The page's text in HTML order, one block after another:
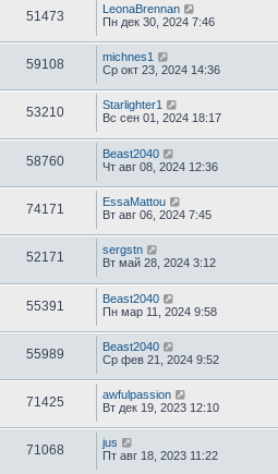
51473
LeonaBrennan
Пн дек 30, 2024 7:46
59108
michnes1
Ср окт 23, 2024 14:36
53210
Starlighter1
Вс сен 01, 2024 18:17
58760
Beast2040
Чт авг 08, 2024 12:36
74171
EssaMattou
Вт авг 06, 2024 7:45
52171
sergstn
Вт май 28, 2024 3:12
55391
Beast2040
Пн мар 11, 2024 9:58
55989
Beast2040
Ср фев 21, 2024 9:52
71425
awfulpassion
Вт дек 19, 2023 12:10
71068
jus
Пт авг 18, 2023 11:22